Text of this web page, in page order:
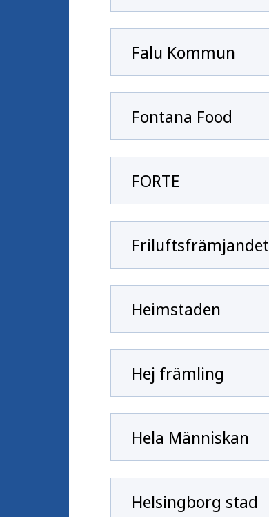
Falu Kommun
Fontana Food
FORTE
Friluftsfrämjandet
Heimstaden
Hej främling
Hela Människan
Helsingborg stad